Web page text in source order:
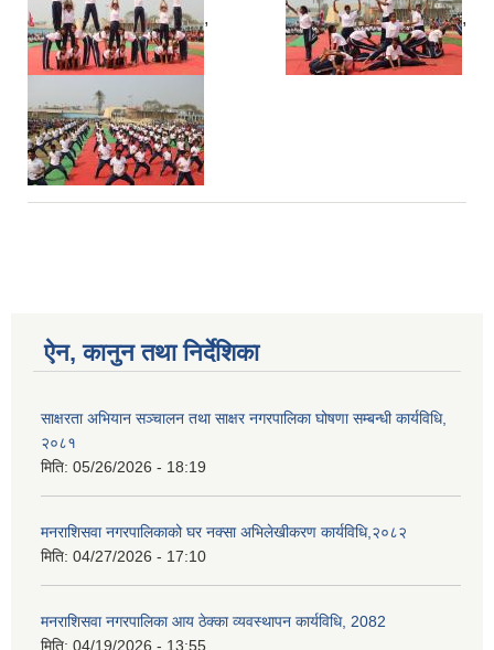
, ,
ऐन, कानुन तथा निर्देशिका
साक्षरता अभियान सञ्चालन तथा साक्षर नगरपालिका घोषणा सम्बन्धी कार्यविधि,
२०८१
मिति: 05/26/2026 - 18:19
मनराशिसवा नगरपालिकाको घर नक्सा अभिलेखीकरण कार्यविधि,२०८२
मिति: 04/27/2026 - 17:10
मनराशिसवा नगरपालिका आय ठेक्का व्यवस्थापन कार्यविधि, 2082
मिति: 04/19/2026 - 13:55